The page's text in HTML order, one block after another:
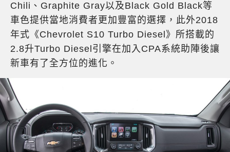
Chili、Graphite Gray以及Black Gold Black等
車色提供當地消費者更加豐富的選擇，此外2018
年式《Chevrolet S10 Turbo Diesel》所搭載的
2.8升Turbo Diesel引擎在加入CPA系統助陣後讓
新車有了全方位的進化。